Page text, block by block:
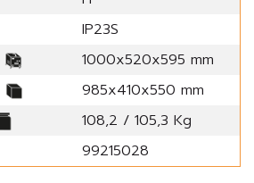
IP23S
1000x520x595 mm
985x410x550 mm
108,2 / 105,3 Kg
99215028